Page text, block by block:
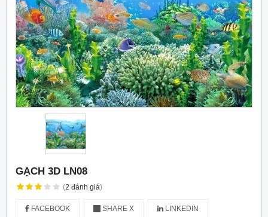
GẠCH 3D LN08
(2 đánh giá)
FACEBOOK SHARE X LINKEDIN